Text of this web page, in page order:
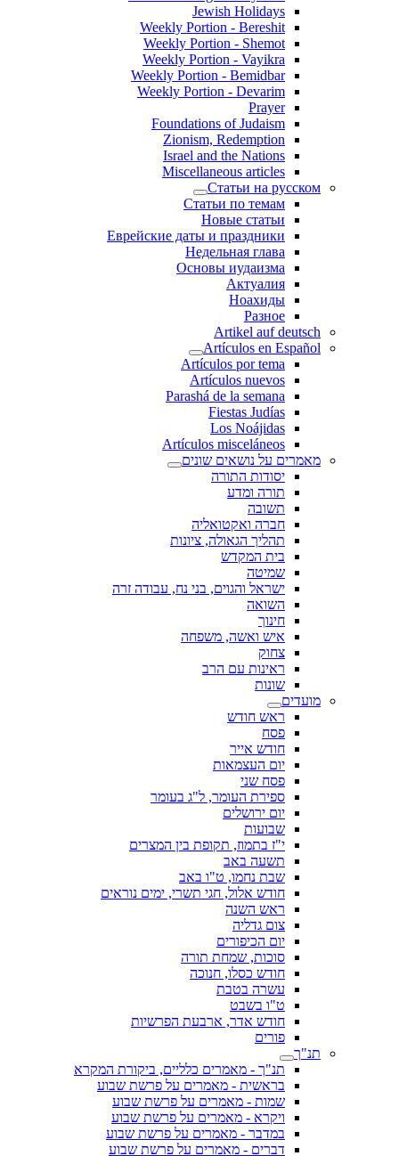
Jewish Holidays
Weekly Portion - Bereshit
Weekly Portion - Shemot
Weekly Portion - Vayikra
Weekly Portion - Bemidbar
Weekly Portion - Devarim
Prayer
Foundations of Judaism
Zionism, Redemption
Israel and the Nations
Miscellaneous articles
Статьи на русском
Статьи по темам
Новые статьи
Еврейские даты и праздники
Недельная глава
Основы иудаизма
Актуалия
Ноахиды
Разное
Artikel auf deutsch
Artículos en Español
Artículos por tema
Artículos nuevos
Parashá de la semana
Fiestas Judías
Los Noájidas
Artículos misceláneos
מאמרים על נושאים שונים
יסודות התורה
תורה ומדע
תשובה
חברה ואקטואליה
תהליך הגאולה, ציונות
בית המקדש
שמיטה
ישראל והגוים, בני נח, עבודה זרה
השואה
חינוך
איש ואשה, משפחה
צחוק
ראינות עם הרב
שונות
מועדים
ראש חודש
פסח
חודש אייר
יום העצמאות
פסח שני
ספירת העומר, ל"ג בעומר
יום ירושלים
שבועות
י"ז בתמוז, תקופת בין המצרים
תשעה באב
שבת נחמו, ט"ו באב
חודש אלול, חגי תשרי, ימים נוראים
ראש השנה
צום גדליה
יום הכיפורים
סוכות, שמחת תורה
חודש כסלו, חנוכה
עשרה בטבת
ט"ו בשבט
חודש אדר, ארבעת הפרשיות
פורים
תנ"ך
תנ"ך - מאמרים כלליים, ביקורת המקרא
בראשית - מאמרים על פרשת שבוע
שמות - מאמרים על פרשת שבוע
ויקרא - מאמרים על פרשת שבוע
במדבר - מאמרים על פרשת שבוע
דברים - מאמרים על פרשת שבוע